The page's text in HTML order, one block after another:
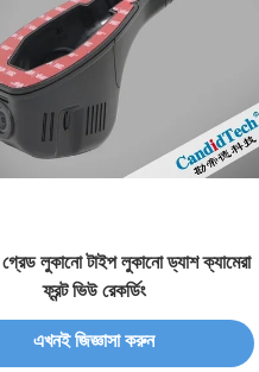
লুকানো টাইপ লুকানো ড্যাশ ক্যামেরা
ফ্রন্ট ভিউ রেকর্ডিং
এখনই জিজ্ঞাসা করুন